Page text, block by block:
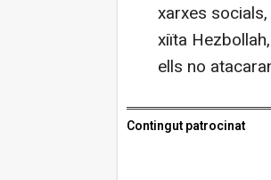
xarxes
xiïta
ells no
Contingut patrocinat